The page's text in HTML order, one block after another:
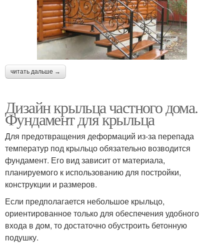
читать дальше →
Дизайн крыльца частного дома.
Фундамент для крыльца
Для предотвращения деформаций из-за перепада
температур под крыльцо обязательно возводится
фундамент. Его вид зависит от материала,
планируемого к использованию для постройки,
конструкции и размеров.
Если предполагается небольшое крыльцо,
ориентированное только для обеспечения удобного
входа в дом, то достаточно обустроить бетонную
подушку.